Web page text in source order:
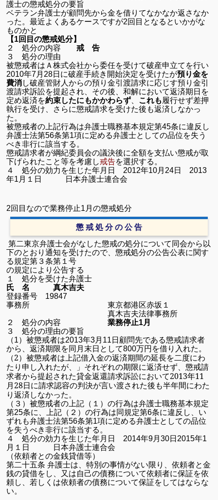
護士の懲戒処分の要旨
ベテラン弁護士が顧問先から金を借りてなかなか返さなか
った。最近よくあるケースですが2回目となるといかがな
ものかと
【1回目の懲戒処分】
２ 処分の内容戒 告
３ 処分の理由
被懲戒者はＡ株式会社から委任を受けて破産申立てを行い
2010年7月 28日に破産手続き開始決定を受けたが預り金を
費消し破産管財人からの預り金引渡請求に応じす預り金引
渡請求訴訟を提起され、その後、和解において返済期日を
定め返済を約束したにもかかわらず これも 履行せず差押
執行を受け、さらに懲戒請求を受けた後も返済しなかっ
た。
被懲戒者の上記行為は弁護士職務基本規定第45条に違反し
弁護士法第56条第1項に定める弁護士としての品位を失う
べき非行に該当する。
懲戒請求者が綱紀委員会の議決後に全額を支払い懲戒が取
下げられたこと等を考慮し戒告を選択する。
４ 処分の効力を生じた年月日
2012年10月 24日 2013
年1 月１日 日本弁護士連合会
2回目なので業務停止1 月の懲戒処分
懲 戒 処 分 の 公 告
第二東京弁護士会がなした懲戒の処分について同会から以
下のとおり通知を受けたので、懲戒処分の公告公表に関す
る規定第３条第１号
の規定により公告する
１ 処分を受けた弁護士
氏 名 真木吉夫
登録番号 19847
事務所 東京都港区赤坂１
真木吉夫法律事務所
２ 処分の内容
業務停止1月
３ 処分の理由の要旨
（1）被懲戒者は2013年3月 11 日顧問先である懲戒請求者
から、返済期限を同月末日として800万円を借り入れた。
（2）被懲戒者は上記借入金の返済期間の延長を二度にわ
たり申し入れたが、」それぞれの期限に返済せず、懲戒請
求者から提起された貸金返還請求訴訟において2013年11
月28日に請求認容の判決が言い渡された後も半年間にわた
り返済しなかった。
（３）被懲戒者の上記（１）の行為は弁護士職務基本規定
第25条に、上記（２）の行為は同規定第6条に違反し、い
ずれも弁護士法第56条第1項に定める弁護士としての品位
を失うべき非行に該当する。
４ 処分の効力を生じた年月日
2014年9月30日 2015年1
月１日 日本弁護士連合会
（依頼者との金銭貸借等）
第二十五条 弁護士は、特別の事情がない限り、依頼者と金
銭の貸借をし、又は自己の債務について依頼者に保証を依
頼し、 若しくは依頼者の債務について保証をしてはならな
い。